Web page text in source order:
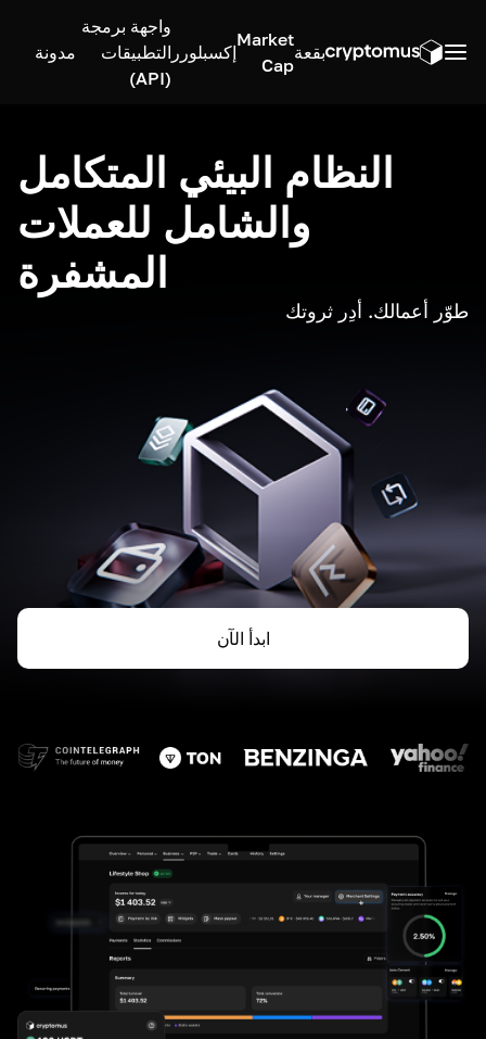
بقعة
Market
Cap
إكسبلورر
واجهة برمجة
التطبيقات
(API)
مدونة
النظام البيئي المتكامل
والشامل للعملات
المشفرة
طوّر أعمالك. أدِر ثروتك
ابدأ الآن